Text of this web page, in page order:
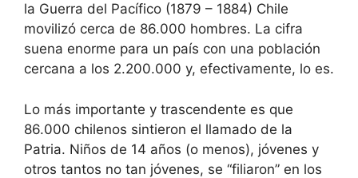
la Guerra del Pacífico (1879 – 1884) Chile
movilizó cerca de 86.000 hombres. La cifra
suena enorme para un país con una población
cercana a los 2.200.000 y, efectivamente, lo es.
Lo más importante y trascendente es que
86.000 chilenos sintieron el llamado de la
Patria. Niños de 14 años (o menos), jóvenes y
otros tantos no tan jóvenes, se “filiaron” en los